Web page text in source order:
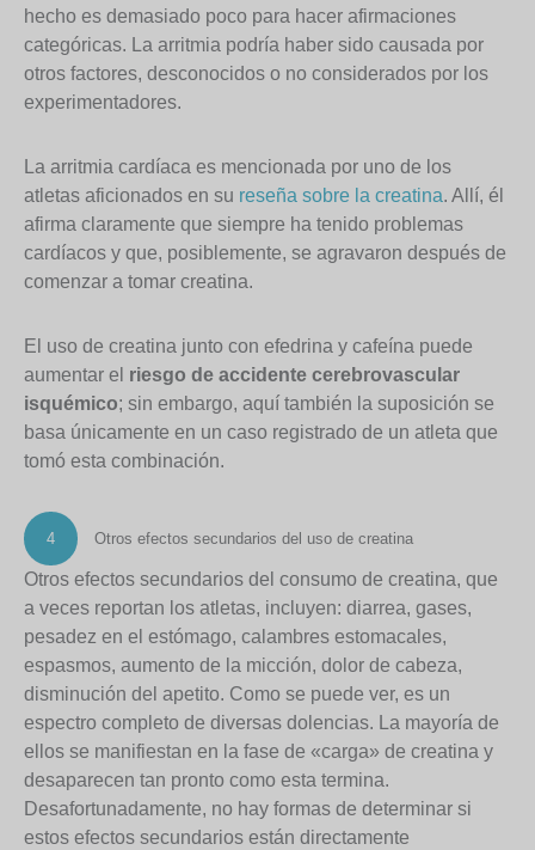
hecho es demasiado poco para hacer afirmaciones
categóricas. La arritmia podría haber sido causada por
otros factores, desconocidos o no considerados por los
experimentadores.
La arritmia cardíaca es mencionada por uno de los
atletas aficionados en su reseña sobre la creatina. Allí, él
afirma claramente que siempre ha tenido problemas
cardíacos y que, posiblemente, se agravaron después de
comenzar a tomar creatina.
El uso de creatina junto con efedrina y cafeína puede
aumentar el riesgo de accidente cerebrovascular
isquémico; sin embargo, aquí también la suposición se
basa únicamente en un caso registrado de un atleta que
tomó esta combinación.
4 Otros efectos secundarios del uso de creatina
Otros efectos secundarios del consumo de creatina, que
a veces reportan los atletas, incluyen: diarrea, gases,
pesadez en el estómago, calambres estomacales,
espasmos, aumento de la micción, dolor de cabeza,
disminución del apetito. Como se puede ver, es un
espectro completo de diversas dolencias. La mayoría de
ellos se manifiestan en la fase de «carga» de creatina y
desaparecen tan pronto como esta termina.
Desafortunadamente, no hay formas de determinar si
estos efectos secundarios están directamente